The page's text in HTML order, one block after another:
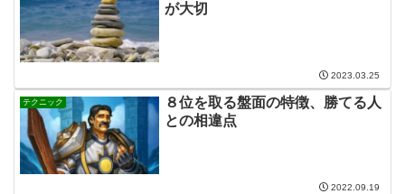
が大切
2023.03.25
テクニック
８位を取る盤面の特徴、勝てる人
との相違点
2022.09.19